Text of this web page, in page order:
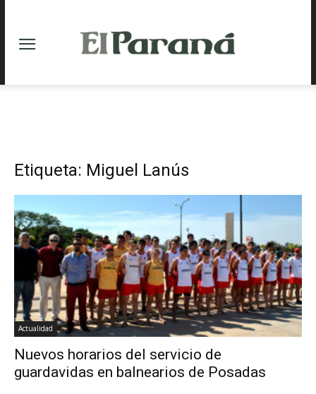
Etiqueta: Miguel Lanús
Actualidad
Nuevos horarios del servicio de
guardavidas en balnearios de Posadas